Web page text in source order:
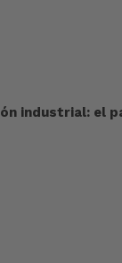
industrial: el